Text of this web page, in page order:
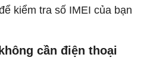
kiểm tra số IMEI của bạn
cần điện thoại